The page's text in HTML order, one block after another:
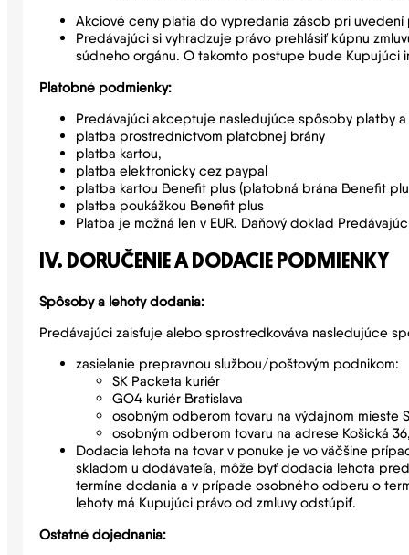
Akciové ceny platia do vypredania zásob pri
Predávajúci si vyhradzuje právo prehlásiť kúpnu
súdneho orgánu. O takomto postupe bude Kupujúci
Platobné podmienky:
Predávajúci akceptuje nasledujúce spôsoby platby
platba prostredníctvom platobnej brány
platba kartou,
platba elektronicky cez paypal
platba kartou Benefit plus (platobná brána Benefit
platba poukážkou Benefit plus
Platba je možná len v EUR. Daňový doklad
IV. DORUČENIE A DODACIE PODMIENKY
Spôsoby a lehoty dodania:
Predávajúci zaisťuje alebo sprostredkováva nasledujúce
zasielanie prepravnou službou/poštovým podnikom:
SK Packeta kuriér
GO4 kuriér Bratislava
osobným odberom tovaru na výdajnom mieste
osobným odberom tovaru na adrese Košická
Dodacia lehota na tovar v ponuke je vo väčšine
skladom u dodávateľa, môže byť dodacia lehota
termíne dodania a v prípade osobného odberu o
lehoty má Kupujúci právo od zmluvy odstúpiť.
Ostatné dojednania: